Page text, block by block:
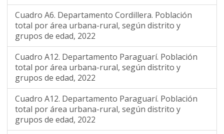
Cuadro A6. Departamento Cordillera. Población
total por área urbana-rural, según distrito y
grupos de edad, 2022
Cuadro A12. Departamento Paraguarí. Población
total por área urbana-rural, según distrito y
grupos de edad, 2022
Cuadro A12. Departamento Paraguarí. Población
total por área urbana-rural, según distrito y
grupos de edad, 2022